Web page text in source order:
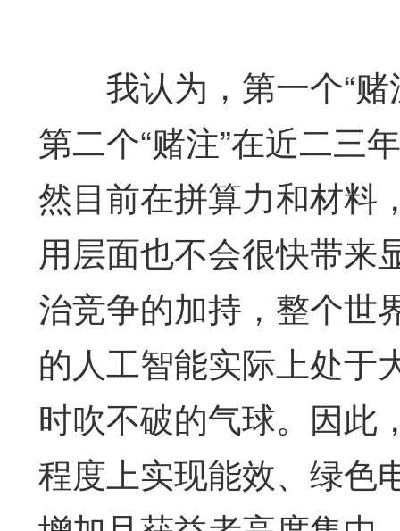
我认为，第一个“赌
第二个“赌注”在近二三
然目前在拼算力和材料
用层面也不会很快带来
治竞争的加持，整个世
的人工智能实际上处于
时吹不破的气球。因此
程度上实现能效、绿色